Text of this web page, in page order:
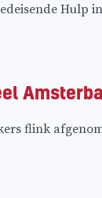
Hulp
flink